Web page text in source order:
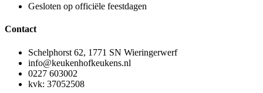
Gesloten op officiële feestdagen
Contact
Schelphorst 62, 1771 SN Wieringerwerf
info@keukenhofkeukens.nl
0227 603002
kvk: 37052508